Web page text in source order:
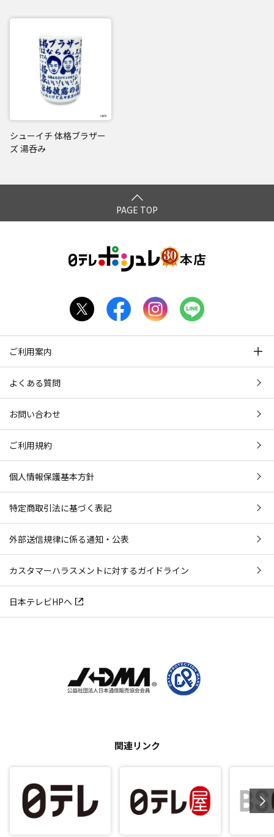
シューイチ 体格ブラザー
ズ 湯呑み
PAGE TOP
ご利用案内
よくある質問
お問い合わせ
ご利用規約
個人情報保護基本方針
特定商取引法に基づく表記
外部送信規律に係る通知・公表
カスタマーハラスメントに対するガイドライン
日本テレビHPへ
関連リンク